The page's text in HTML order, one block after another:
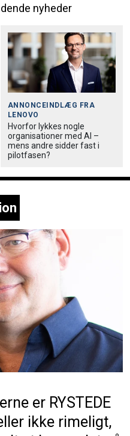
nyheder
ANNONCEINDLÆG FRA
LENOVO
Hvorfor lykkes nogle
organisationer med AI –
mens andre sidder fast i
pilotfasen?
er RYSTEDE
ikke rimeligt,